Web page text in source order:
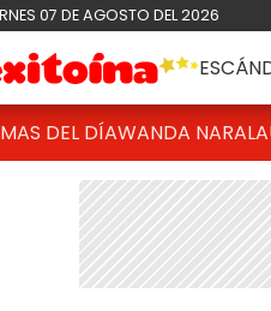
07 DE AGOSTO DEL 2026
DEL DÍAWANDA NARA